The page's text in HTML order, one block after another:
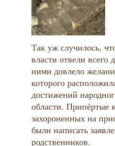
Так уж случилось,
власти отвели
ними довлело
которого
достижений
области. Припёртые
захороненных на
были написать
родственников.